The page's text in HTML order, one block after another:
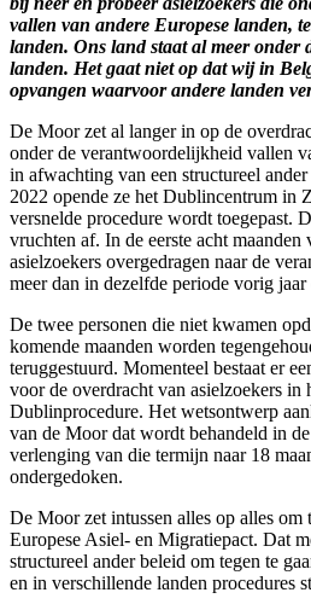
vallen van andere Europese landen,
landen. Ons land staat al meer onder
landen. Het gaat niet op dat wij in
opvangen waarvoor andere landen
De Moor zet al langer in op de
onder de verantwoordelijkheid vallen
in afwachting van een structureel
2022 opende ze het Dublincentrum in
versnelde procedure wordt toegepast.
vruchten af. In de eerste acht
asielzoekers overgedragen naar de
meer dan in dezelfde periode vorig jaar
De twee personen die niet kwamen
komende maanden worden
teruggestuurd. Momenteel bestaat er
voor de overdracht van asielzoekers in
Dublinprocedure. Het wetsontwerp
van de Moor dat wordt behandeld in
verlenging van die termijn naar 18
ondergedoken.
De Moor zet intussen alles op alles om
Europese Asiel- en Migratiepact. Dat
structureel ander beleid om tegen te
en in verschillende landen procedures